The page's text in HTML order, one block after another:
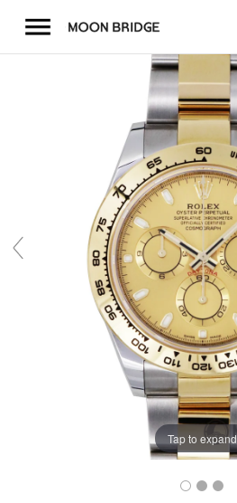
テ
会社概要
Tap to expand